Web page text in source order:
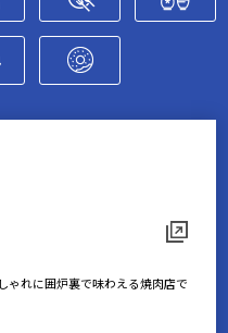
ゃれに囲炉裏で味わえる焼肉店で